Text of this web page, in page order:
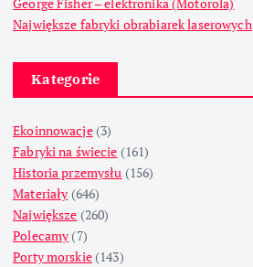
George Fisher – elektronika (Motorola)
Największe fabryki obrabiarek laserowych
Kategorie
Ekoinnowacje(3)
Fabryki na świecie (161)
Historia przemysłu (156)
Materiały (646)
Największe (260)
Polecamy (7)
Porty morskie(143)